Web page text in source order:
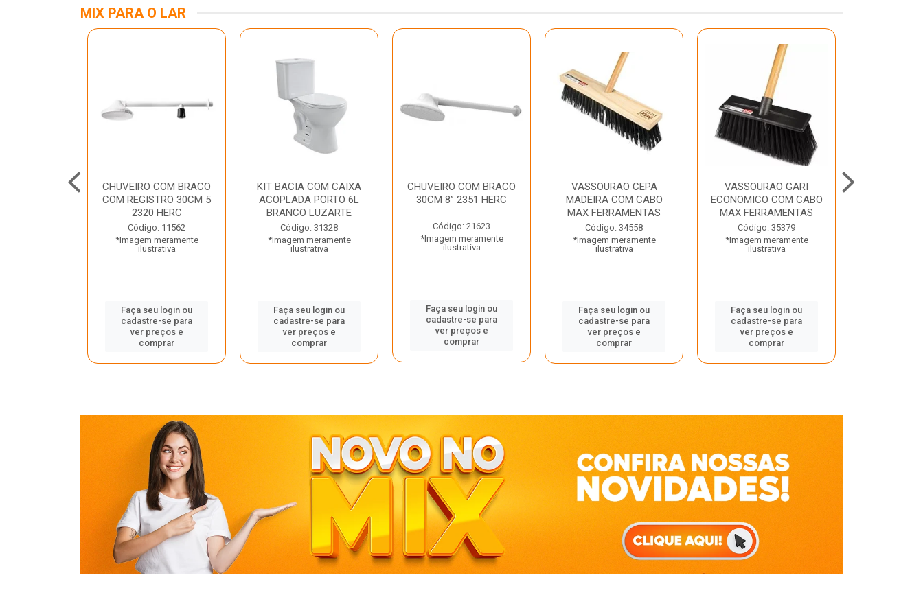
MIX PARA O LAR
CHUVEIRO COM BRACO
COM REGISTRO 30CM 5
2320 HERC
Código: 11562
*Imagem meramente
ilustrativa
Faça seu login ou
cadastre-se para
ver preços e
comprar
KIT BACIA COM CAIXA
ACOPLADA PORTO 6L
BRANCO LUZARTE
Código: 31328
*Imagem meramente
ilustrativa
Faça seu login ou
cadastre-se para
ver preços e
comprar
CHUVEIRO COM BRACO
30CM 8” 2351 HERC
Código: 21623
*Imagem meramente
ilustrativa
Faça seu login ou
cadastre-se para
ver preços e
comprar
VASSOURAO CEPA
MADEIRA COM CABO
MAX FERRAMENTAS
Código: 34558
*Imagem meramente
ilustrativa
Faça seu login ou
cadastre-se para
ver preços e
comprar
VASSOURAO GARI
ECONOMICO COM CABO
MAX FERRAMENTAS
Código: 35379
*Imagem meramente
ilustrativa
Faça seu login ou
cadastre-se para
ver preços e
comprar